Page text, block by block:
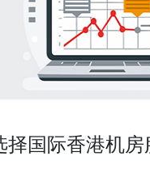
择国际香港机房